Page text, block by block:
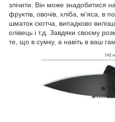
злічити. Він може знадобитися
фруктів, овочів, хліба, м'яса, в
шматок скотча, випадково
олівець і т.д. Завдяки своєму
те, що в сумку, а навіть в ваш